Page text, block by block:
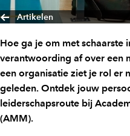
Artikelen
Hoe ga je om met schaarste
verantwoording af over een
een organisatie ziet je rol er
geleden. Ontdek jouw
leiderschapsroute bij
(AMM).